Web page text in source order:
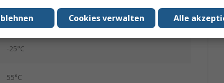
Class B (EN 50470), Class 2 (IEC 62053-22), Class 1
(IEC 62053-21)
-25°C
55°C
Alle
Cookies verwalten